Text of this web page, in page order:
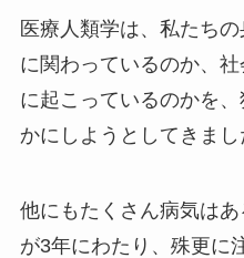
医療人類学は、私たち
に関わっているのか、
に起こっているのかを
かにしようとしてきまし
他にもたくさん病気は
が3年にわたり、殊更に